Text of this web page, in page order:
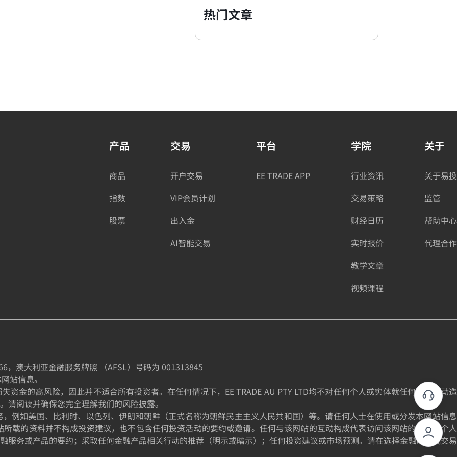
热门文章
产品
商品
指数
股票
交易
开户交易
VIP会员计划
出入金
AI智能交易
平台
EE TRADE APP
学院
行业资讯
交易策略
财经日历
实时报价
教学文章
视频课程
关于
关于易投
监管
帮助中心
代理合作
，澳大利亚金融服务牌照 （AFSL）号码为 001313845
站信息。
金的高风险，因此并不适合所有投资者。在任何情况下，EE TRADE AU PTY LTD均不对任何个人或实体就任何投资活动造
阅读并确保您完全理解我们的风险披露。
，例如美国、比利时、以色列、伊朗和朝鲜（正式名称为朝鲜民主主义人民共和国）等。请任何人士在使用或分发本网站信息
载的资料并不构成投资建议，也不包含任何投资活动的要约或邀请。任何与该网站的互动构成代表访问该网站的个人的个人
服务或产品的要约；采取任何金融产品相关行动的推荐（明示或暗示）；任何投资建议或市场预测。请在选择金融产品或交易